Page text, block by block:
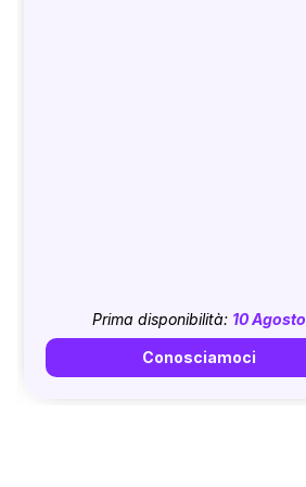
Prima disponibilità: 10 Agosto
Conosciamoci